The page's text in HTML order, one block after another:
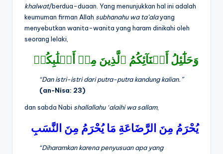
khalwat/berdua-duaan. Yang menunjukkan hal ini adalah
keumuman firman Allah subhanahu wa ta’alayang
menyebutkan wanita-wanita yang haram dinikahi oleh
seorang lelaki,
وَحَلَٰٓئِلُ أَبۡنَآئِكُمُ ٱلَّذِينَ مِنۡ أَصۡلَٰبِكُمۡ
“Dan istri-istri dari putra-putra kandung kalian.”
(an-Nisa: 23)
dan sabda Nabi shallallahu ‘alaihi wa sallam,
يُحْرَمُ مِنَ الرَّضَاعَةِ مَا يُحْرَمُ مِنَ النَّسَبِ
“Diharamkan karena penyusuan apa yang